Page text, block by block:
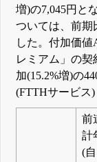
増)の7,045円と
ついては、前期
した。付加価
レミアム」の契
加(15.2%増)の
(FTTHサービス)
前
計
(